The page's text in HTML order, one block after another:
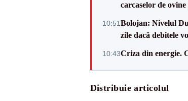
carcaselor de ovine
10:51Bolojan: Nivelul
zile dacă debitele
10:43Criza din energie.
Distribuie articolul